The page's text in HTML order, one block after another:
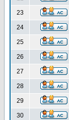
23
24
25
26
27
28
29
30